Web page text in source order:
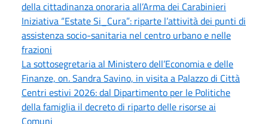
della cittadinanza onoraria all’Arma dei Carabinieri
Iniziativa “Estate Si_Cura”: riparte l’attività dei punti di
assistenza socio-sanitaria nel centro urbano e nelle
frazioni
La sottosegretaria al Ministero dell’Economia e delle
Finanze, on. Sandra Savino, in visita a Palazzo di Città
Centri estivi 2026: dal Dipartimento per le Politiche
della famiglia il decreto di riparto delle risorse ai
Comuni